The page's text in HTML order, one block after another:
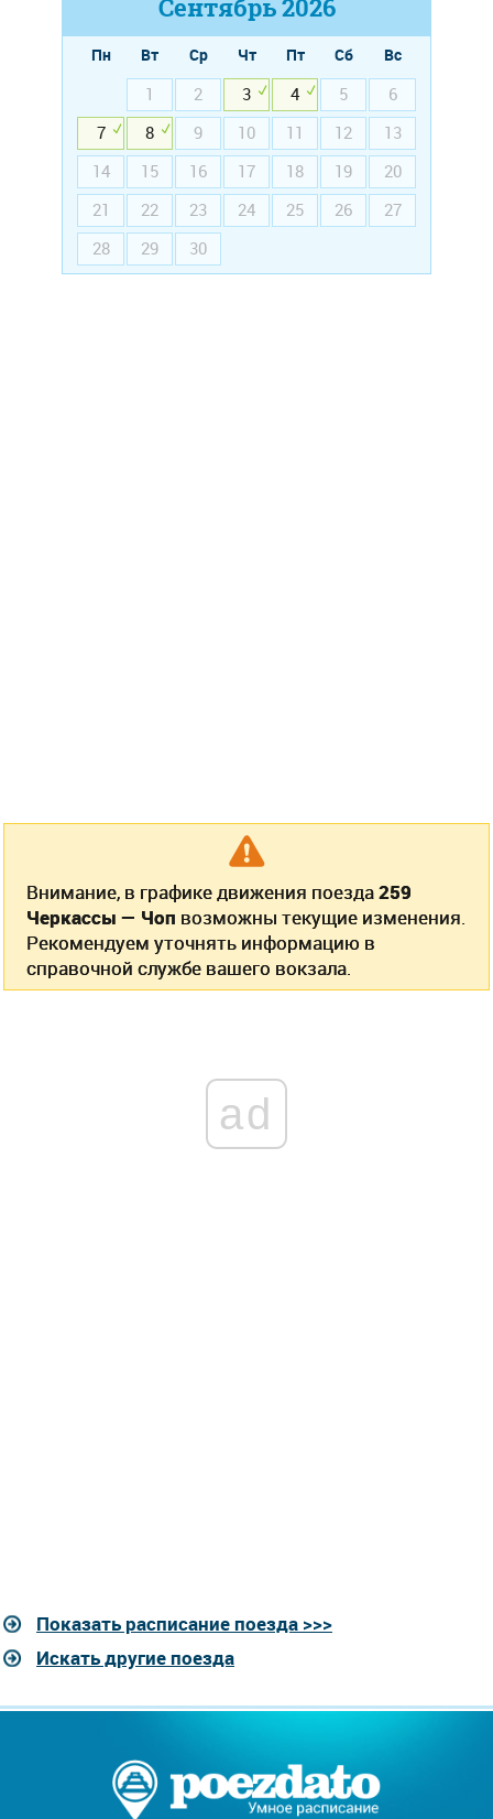
Сентябрь2026
Пн Вт Ср Чт Пт Сб
Вс
1
2 3 4 5
6
7
8 9 10 11 12
13
14
15 16 17 18 19
20
21
22 23 24 25 26
27
28
29 30
Внимание, в графике движения поезда259
Черкассы — Чоп возможны текущие изменения.
Рекомендуем уточнять информацию в
справочной службе вашего вокзала.
ad
Показать расписание поезда >>>
Искать другие поезда